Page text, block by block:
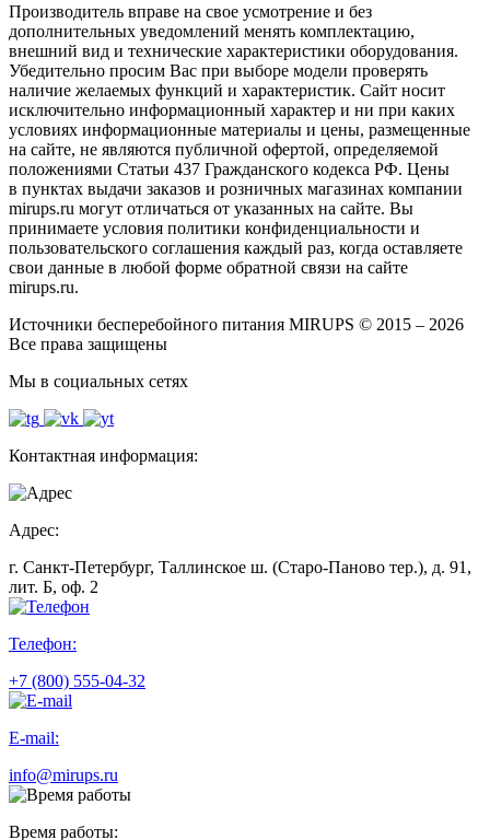
Производитель вправе на свое усмотрение и без
дополнительных уведомлений менять комплектацию,
внешний вид и технические характеристики оборудования.
Убедительно просим Вас при выборе модели проверять
наличие желаемых функций и характеристик. Сайт носит
исключительно информационный характер и ни при каких
условиях информационные материалы и цены, размещенные
на сайте, не являются публичной офертой, определяемой
положениями Статьи 437 Гражданского кодекса РФ. Цены
в пунктах выдачи заказов и розничных магазинах компании
mirups.ru могут отличаться от указанных на сайте. Вы
принимаете условия политики конфиденциальности и
пользовательского соглашения каждый раз, когда оставляете
свои данные в любой форме обратной связи на сайте
mirups.ru.
Источники бесперебойного питания MIRUPS © 2015 – 2026
Все права защищены
Мы в социальных сетях
Контактная информация:
Адрес:
г. Санкт-Петербург, Таллинское ш. (Старо-Паново тер.), д. 91,
лит. Б, оф. 2
Телефон:
+7 (800) 555-04-32
E-mail:
info@mirups.ru
Время работы: